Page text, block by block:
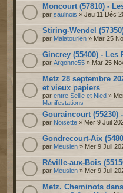
Moncourt (57810) -
par saulnois » Jeu 11 Déc
Stiring-Wendel
par Malatourien » Mar 25
Gincrey (55400) - Les
par Argonne55 » Mar 25
Metz 28 septembre
et vieux papiers
par entre Seille et Nied »
Manifestations
Gouraincourt (55230)
par Noisette » Mer 9 Juil
Gondrecourt-Aix
par Meusien » Mer 9 Juil
Réville-aux-Bois
par Meusien » Mer 9 Juil
Metz. Cheminots